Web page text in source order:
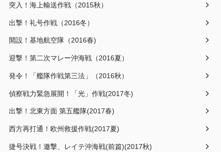
突入！海上輸送作戦（2015秋）
出撃！礼号作戦（2016冬）
開設！基地航空隊（2016春)
迎撃！第二次マレー沖海戦（2016夏）
発令！「艦隊作戦第三法」（2016秋）
偵察戦力緊急展開！「光」作戦(2017冬)
出撃！北東方面 第五艦隊(2017春)
西方再打通！欧州救援作戦(2017夏)
捷号決戦！邀撃、レイテ沖海戦(前篇)(2017秋)